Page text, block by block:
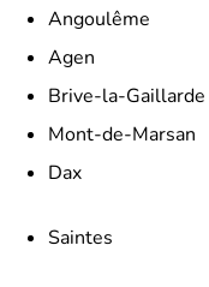
Angoulême
Agen
Brive-la-Gaillarde
Mont-de-Marsan
Dax
Saintes